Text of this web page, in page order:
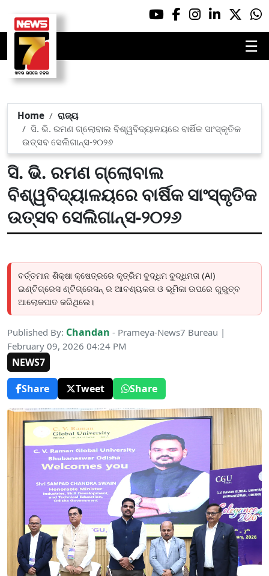
☰
Home
ରାଜ୍ୟ
ସି. ଭି. ରମଣ ଗ୍ଲୋବାଲ ବିଶ୍ୱବିଦ୍ୟାଳୟରେ ବାର୍ଷିକ ସାଂସ୍କୃତିକ
ଉତ୍ସବ ସେଲିଗାନ୍ସ-୨୦୨୬
ସି. ଭି. ରମଣ ଗ୍ଲୋବାଲ
ବିଶ୍ୱବିଦ୍ୟାଳୟରେ ବାର୍ଷିକ ସାଂସ୍କୃତିକ
ଉତ୍ସବ ସେଲିଗାନ୍ସ-୨୦୨୬
ବର୍ତ୍ତମାନ ଶିକ୍ଷା କ୍ଷେତ୍ରରେ କୃତ୍ରିମ ବୁଦ୍ଧିମ ବୁଦ୍ଧିମତା (AI)
ଇଣ୍ଟିଗ୍ରେସ ଣ୍ଟିଗ୍ରେସନ୍ ର ଆବଶ୍ୟକତା ଓ ଭୂମିକା ଉପରେ ଗୁରୁତ୍ବ
ଆଲୋକପାତ କରିଥିଲେ।
Published By: Chandan - Prameya-News7 Bureau |
February 09, 2026 04:24 PM
NEWS7
Share
Tweet Share